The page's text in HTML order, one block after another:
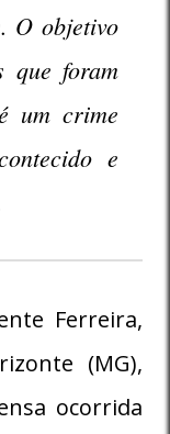
O objetivo
que foram
um crime
e
Ferreira,
(MG),
ocorrida